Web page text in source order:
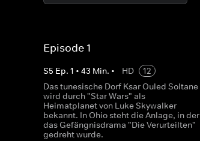
Episode 1
S5 Ep. 1 • 43 Min. • HD
12
Das tunesische Dorf Ksar Ouled Soltane
wird durch "Star Wars" als
Heimatplanet von Luke Skywalker
bekannt. In Ohio steht die Anlage, in der
das Gefängnisdrama "Die Verurteilten"
gedreht wurde.